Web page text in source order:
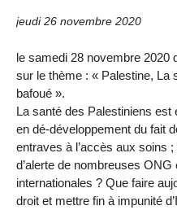
jeudi 26 novembre 2020
le samedi 28 novembre 2020
sur le thème : « Palestine, La
bafoué ».
La santé des Palestiniens
en dé-développement du fait
entraves à l’accès aux soins
d’alerte de nombreuses ONG
internationales ? Que faire
droit et mettre fin à impunité